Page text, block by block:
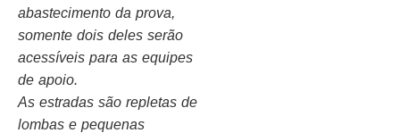
abastecimento da prova,
somente dois deles serão
acessíveis para as equipes
de apoio.
As estradas são repletas de
lombas e pequenas